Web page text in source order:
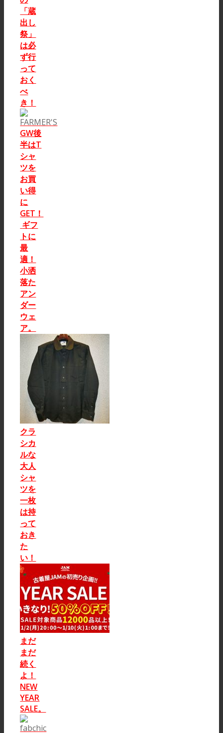
「蔵
出し
祭」
は必
ず行
って
おく
べ
き！
GW後
半はT
シャ
ツを
お買
い得
に
GET！
ギフ
トに
最
適！
小洒
落た
アン
ダー
ウェ
ア。
クラ
シカ
ルな
大人
シャ
ツを
一枚
は持
って
おき
た
い！
まだ
まだ
続く
よ！
NEW
YEAR
SALE。